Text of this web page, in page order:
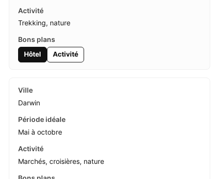
Trekking, nature
Hôtel Activité
Darwin
Mai à octobre
Marchés, croisières, nature